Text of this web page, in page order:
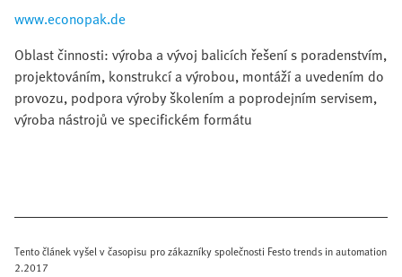
www.econopak.de
Oblast činnosti: výroba a vývoj balicích řešení s poradenstvím,
projektováním, konstrukcí a výrobou, montáží a uvedením do
provozu, podpora výroby školením a poprodejním servisem,
výroba nástrojů ve specifickém formátu
Tento článek vyšel v časopisu pro zákazníky společnosti Festo trends in automation
2.2017